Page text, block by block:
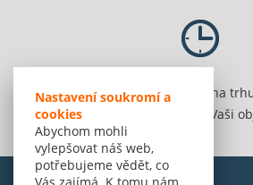
Nastavení soukromí a
cookies
Abychom mohli
vylepšovat náš web,
potřebujeme vědět, co
Jsme 20 let na
Spolehlivě vyřídíme Vaši